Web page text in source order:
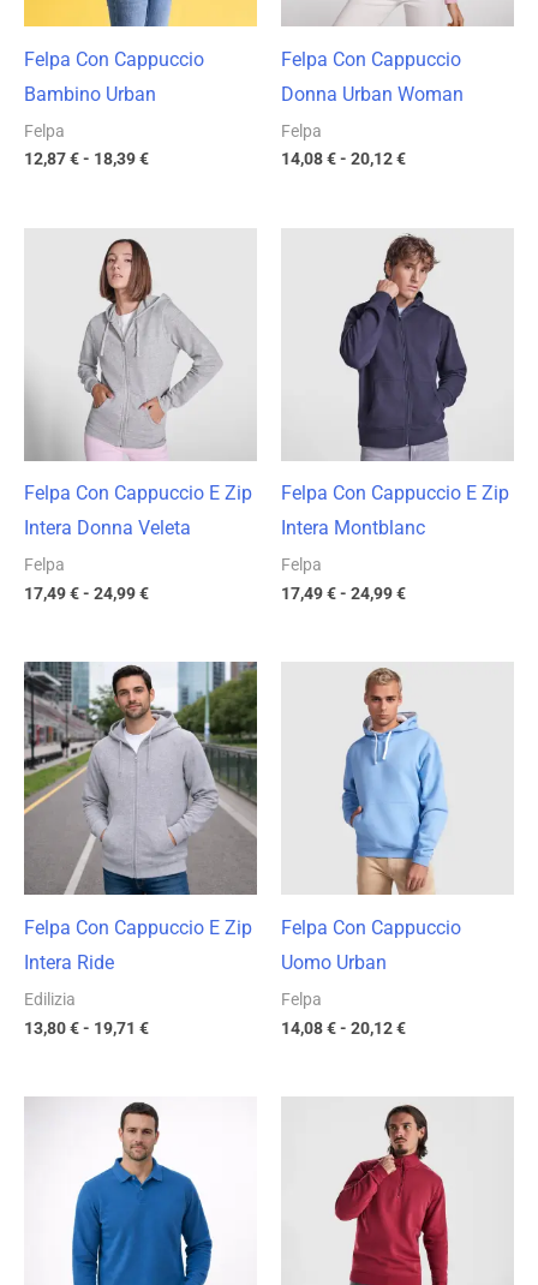
Felpa Con Cappuccio
Bambino Urban
Felpa
12,87€- 18,39€
Felpa Con Cappuccio
Donna Urban Woman
Felpa
14,08€- 20,12€
Felpa Con Cappuccio E Zip
Intera Donna Veleta
Felpa
17,49€- 24,99€
di
prezzo:
da
17,49 €
24,99 €
Felpa Con Cappuccio E Zip
Intera Montblanc
Felpa
17,49€- 24,99€
Fascia
di
prezzo:
da
17,49 €
24,99 €
Felpa Con Cappuccio E Zip
Intera Ride
Edilizia
13,80€- 19,71 €
Fascia
di
prezzo:
da
13,80 €
19,71 €
Felpa Con Cappuccio
Uomo Urban
Felpa
14,08€- 20,12€
prezzo:
da
14,08 €
a
20,12 €
Fascia
di
prezzo:
da
11,75 €
16,78 €
Fascia
di
prezzo:
da
15,78 €
a
22,54 €